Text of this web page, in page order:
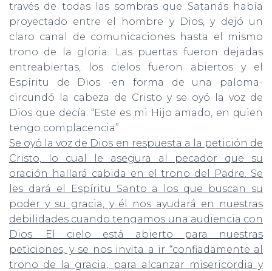
través de todas las sombras que Satanás había
proyectado entre el hombre y Dios, y dejó un
claro canal de comunicaciones hasta el mismo
trono de la gloria. Las puertas fueron dejadas
entreabiertas, los cielos fueron abiertos y el
Espíritu de Dios -en forma de una paloma-
circundó la cabeza de Cristo y se oyó la voz de
Dios que decía: “Este es mi Hijo amado, en quien
tengo complacencia”.
Se oyó la voz de Dios en respuesta a la petición de
Cristo, lo cual le asegura al pecador que su
oración hallará cabida en el trono del Padre. Se
les dará el Espíritu Santo a los que buscan su
poder y su gracia, y él nos ayudará en nuestras
debilidades cuando tengamos una audiencia con
Dios. El cielo está abierto para nuestras
peticiones, y se nos invita a ir “confiadamente al
trono de la gracia, para alcanzar misericordia y